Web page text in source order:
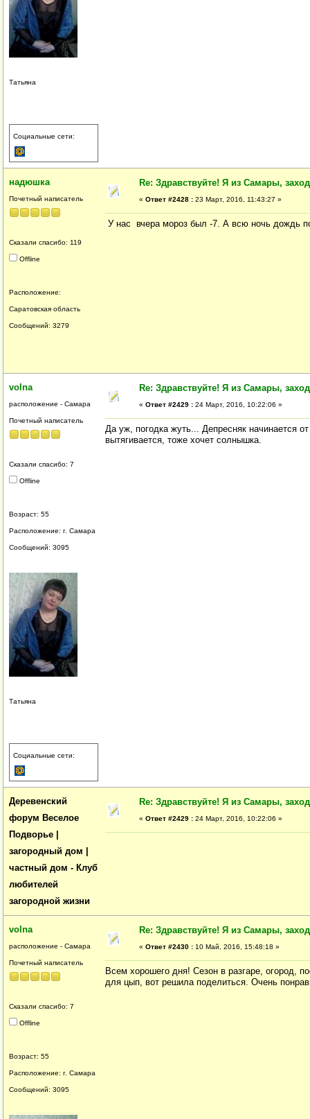
Татьяна
Социальные сети:
надюшка
Почетный написатель
Сказали спасибо: 119
Offline
Расположение:
Саратовская область
Сообщений: 3279
Re: Здравствуйте! Я из Самары,
« Ответ #2428 : 23 Март, 2016, 11:43:27 »
У нас вчера мороз был -7. А всю ночь дождь
volna
расположение - Самара
Почетный написатель
Сказали спасибо: 7
Offline
Возраст: 55
Расположение: г. Самара
Сообщений: 3095
Татьяна
Социальные сети:
Re: Здравствуйте! Я из Самары,
« Ответ #2429 : 24 Март, 2016, 10:22:06 »
Да уж, погодка жуть... Депресняк начинается
вытягивается, тоже хочет солнышка.
Деревенский
форум Веселое
Подворье |
загородный дом |
частный дом - Клуб
любителей
загородной жизни
Re: Здравствуйте! Я из Самары,
« Ответ #2429 : 24 Март, 2016, 10:22:06 »
volna
расположение - Самара
Почетный написатель
Сказали спасибо: 7
Offline
Возраст: 55
Расположение: г. Самара
Сообщений: 3095
Re: Здравствуйте! Я из Самары,
« Ответ #2430 : 10 Май, 2016, 15:48:18 »
Всем хорошего дня! Сезон в разгаре, огород,
для цып, вот решила поделиться. Очень